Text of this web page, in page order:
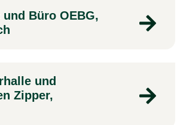
und Büro OEBG,
und
Zipper,